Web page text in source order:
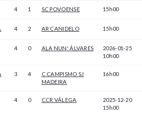
4 1 SC POVOENSE 15h00
4 2 AR CANIDELO 15h00
4 0 ALA NUN' ÁLVARES
2026-01-25
10h00
3 4
C CAMPISMO SJ
MADEIRA
16h00
4 0 CCR VÁLEGA
2025-12-20
15h00